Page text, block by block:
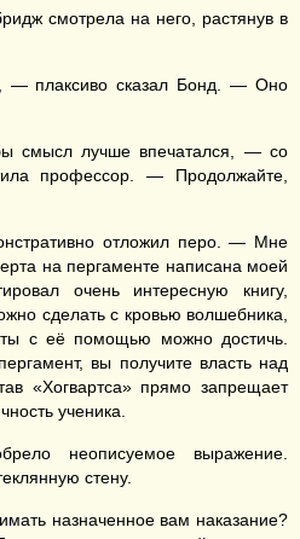
смотрела на него, растянув в
— плаксиво сказал Бонд. — Оно
смысл лучше впечатался, — со
профессор. — Продолжайте,
отложил перо. — Мне
на пергаменте написана моей
очень интересную книгу,
сделать с кровью волшебника,
с её помощью можно достичь.
вы получите власть над
«Хогвартса» прямо запрещает
ученика.
неописуемое выражение.
стену.
назначенное вам наказание?